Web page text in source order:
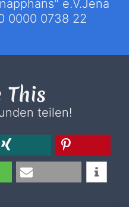
e.V.Jena
0000 0738 22
This
teilen!